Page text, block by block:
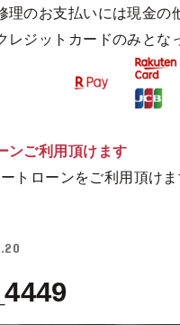
理のお支払いには現金
レジットカードのみとな
ンご利用頂けます
トローンをご利用頂けま